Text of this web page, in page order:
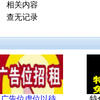
相关内容
查无记录